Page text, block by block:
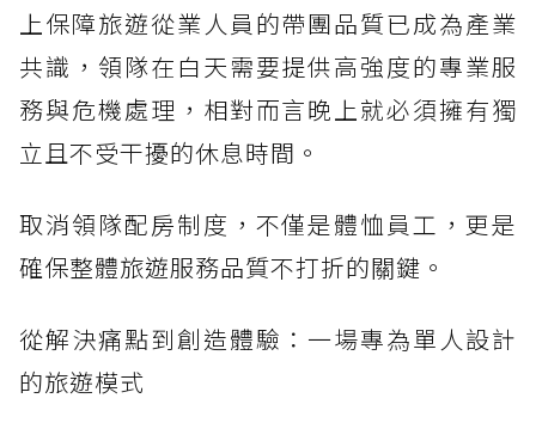
上保障旅遊從業人員的帶團品質已成為產業
共識，領隊在白天需要提供高強度的專業服
務與危機處理，相對而言晚上就必須擁有獨
立且不受干擾的休息時間。
取消領隊配房制度，不僅是體恤員工，更是
確保整體旅遊服務品質不打折的關鍵。
從解決痛點到創造體驗：一場專為單人設計
的旅遊模式